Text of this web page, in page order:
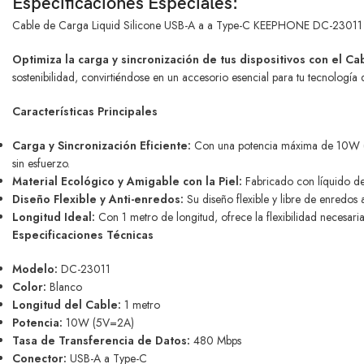
Cable de Carga Liquid Silicone USB-A a a Type-C KEEPHONE DC-23011
Optimiza la carga y sincronización de tus dispositivos con el
sostenibilidad, convirtiéndose en un accesorio esencial para tu tecnología
Características Principales
Carga y Sincronización Eficiente: Con una potencia máxima de
sin esfuerzo.
Material Ecológico y Amigable con la Piel: Fabricado con líquido
Diseño Flexible y Anti-enredos: Su diseño flexible y libre de enredos
Longitud Ideal: Con 1 metro de longitud, ofrece la flexibilidad
Especificaciones Técnicas
Modelo: DC-23011
Color: Blanco
Longitud del Cable: 1 metro
Potencia: 10W (5V=2A)
Tasa de Transferencia de Datos: 480 Mbps
Conector: USB-A a Type-C